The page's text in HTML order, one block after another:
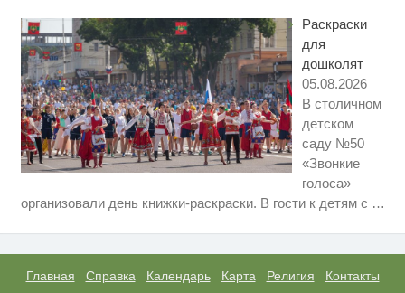
Раскраски
для
дошколят
05.08.2026
В столичном
детском
саду №50
«Звонкие
голоса»
организовали день книжки-раскраски. В гости к детям с …
Главная Справка Календарь Карта Религия
Контакты
а смеяться вы будете долго